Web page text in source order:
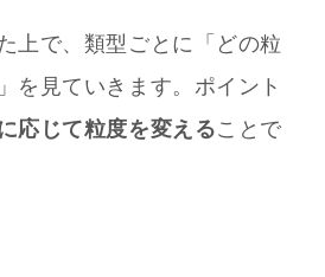
上で、類型ごとに「どの粒
を見ていきます。ポイント
応じて粒度を変えることで